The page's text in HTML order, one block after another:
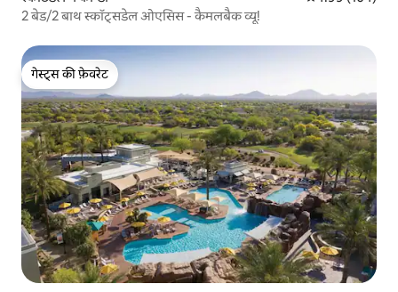
2 बेड/2 बाथ स्कॉट्सडेल ओएसिस - कैमलबैक व्यू!
गेस्ट्स की फ़ेवरेट
गेस्ट्स की फ़ेवरेट